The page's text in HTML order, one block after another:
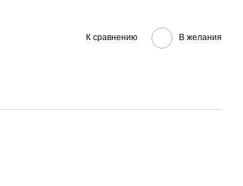
К сравнению В желания